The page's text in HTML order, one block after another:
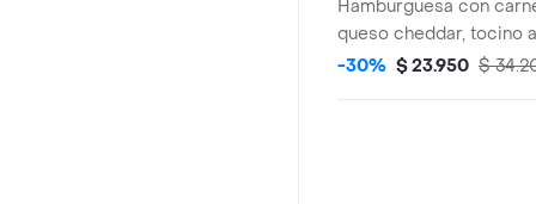
Hamburguesa con
queso cheddar, tocino
tomate, cebolla, salsa
-30% $ 23.950 $